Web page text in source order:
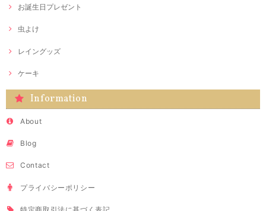
お誕生日プレゼント
虫よけ
レイングッズ
ケーキ
Information
About
Blog
Contact
プライバシーポリシー